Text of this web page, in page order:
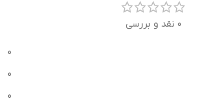
0 نقد و بررسی
0
0
0